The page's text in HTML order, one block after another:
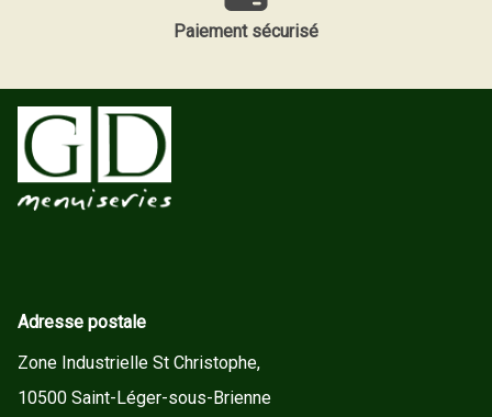
Paiement sécurisé
Adresse postale
Zone Industrielle St Christophe,
10500 Saint-Léger-sous-Brienne